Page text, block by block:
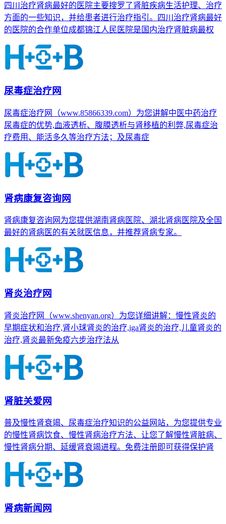
四川治疗肾病最好的医院主要搜罗了肾脏疾病生活护理、治疗
方面的一些知识，并给患者进行治疗指引。四川治疗肾病最好
的医院的合作单位成都锦江人民医院是国内治疗肾脏病最权
尿毒症治疗网
尿毒症治疗网（www.85866339.com）为您讲解中医中药治疗
尿毒症的优势,血液透析、腹膜透析与肾移植的利弊,尿毒症治
疗费用、能活多久等治疗方法；及尿毒症
肾病康复咨询网
肾病康复咨询网为您提供湖南肾病医院、湖北肾病医院及全国
最好的肾病医的有关就医信息，并推荐肾病专家。
肾炎治疗网
肾炎治疗网（www.shenyan.org）为您详细讲解：慢性肾炎的
早期症状和治疗,肾小球肾炎的治疗,iga肾炎的治疗,儿童肾炎的
治疗,肾炎最新免疫六步治疗法从
肾脏关爱网
普及慢性肾衰竭、尿毒症治疗知识的公益网站，为您提供专业
的慢性肾病饮食、慢性肾病治疗方法、让您了解慢性肾脏病、
慢性肾病分期、延缓肾衰竭进程。免费注册即可获得保护肾
肾病新闻网